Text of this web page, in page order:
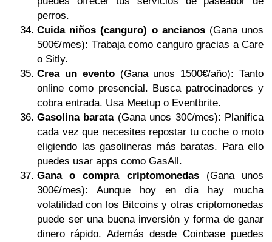
perros.
Cuida niños (canguro) o ancianos (Gana unos
500€/mes): Trabaja como canguro gracias a Care
o Sitly.
Crea un evento(Gana unos 1500€/año): Tanto
online como presencial. Busca patrocinadores y
cobra entrada. Usa Meetup o Eventbrite.
Gasolina barata(Gana unos 30€/mes): Planifica
cada vez que necesites repostar tu coche o moto
eligiendo las gasolineras más baratas. Para ello
puedes usar apps como GasAll.
Gana o compra criptomonedas(Gana unos
300€/mes): Aunque hoy en día hay mucha
volatilidad con los Bitcoins y otras criptomonedas
puede ser una buena inversión y forma de ganar
dinero rápido. Además desde Coinbase puedes